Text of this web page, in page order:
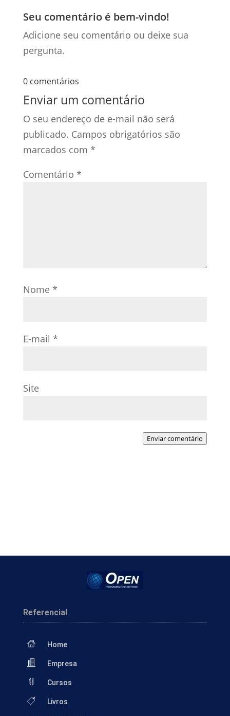
Seu comentário é bem-vindo!
Adicione seu comentário ou deixe sua
pergunta.
0 comentários
Enviar um comentário
O seu endereço de e-mail não será
publicado. Campos obrigatórios são
marcados com *
Comentário *
Nome *
E-mail *
Site
Enviar comentário
Referencial
Home
Empresa
Cursos
Livros